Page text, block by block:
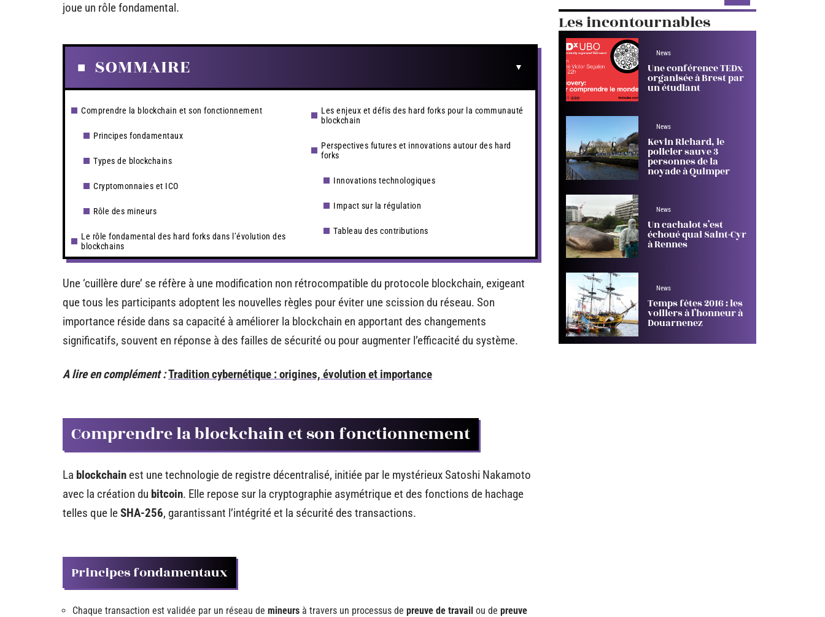
joue un rôle fondamental.
SOMMAIRE
Comprendre la blockchain et son fonctionnement
Principes fondamentaux
Types de blockchains
Cryptomonnaies et ICO
Rôle des mineurs
Le rôle fondamental des hard forks dans l’évolution des
blockchains
Les enjeux et défis des hard forks pour la communauté
blockchain
Perspectives futures et innovations autour des hard
forks
Innovations technologiques
Impact sur la régulation
Tableau des contributions
Une ‘cuillère dure’ se réfère à une modification non rétrocompatible du protocole blockchain, exigeant
que tous les participants adoptent les nouvelles règles pour éviter une scission du réseau. Son
importance réside dans sa capacité à améliorer la blockchain en apportant des changements
significatifs, souvent en réponse à des failles de sécurité ou pour augmenter l’efficacité du système.
A lire en complément :Tradition cybernétique : origines, évolution et importance
Comprendre la blockchain et son fonctionnement
La blockchain est une technologie de registre décentralisé, initiée par le mystérieux Satoshi Nakamoto
avec la création du bitcoin. Elle repose sur la cryptographie asymétrique et des fonctions de hachage
telles que leSHA-256, garantissant l’intégrité et la sécurité des transactions.
Principes fondamentaux
Chaque transaction est validée par un réseau de mineurs à travers un processus de preuve de travail ou de preuve
Les incontournables
News
Une conférence TEDx
organisée à Brest par
un étudiant
News
Kevin Richard, le
policier sauve 3
personnes de la
noyade à Quimper
News
Un cachalot s’est
échoué quai Saint-Cyr
à Rennes
News
Temps fêtes 2016 : les
voiliers à l’honneur à
Douarnenez